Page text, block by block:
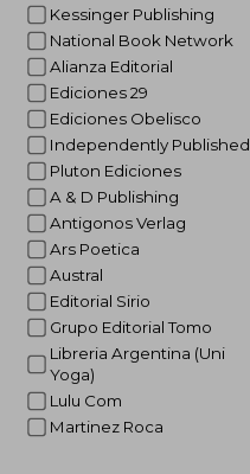
Kessinger Publishing
National Book Network
Alianza Editorial
Ediciones 29
Ediciones Obelisco
Independently Published
Pluton Ediciones
A & D Publishing
Antigonos Verlag
Ars Poetica
Austral
Editorial Sirio
Grupo Editorial Tomo
Libreria Argentina (Uni
Yoga)
Lulu Com
Martinez Roca